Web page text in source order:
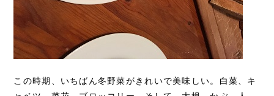
この時期、いちばん冬野菜がきれいで美味しい。白菜、キ